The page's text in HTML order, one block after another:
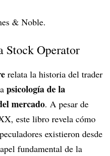
& Noble.
Stock Operator
relata la historia del trader
psicología de la
mercado. A pesar de
este libro revela cómo
existieron desde
fundamental de la